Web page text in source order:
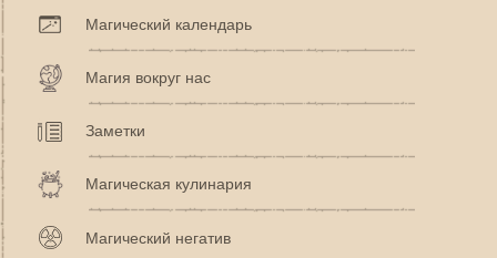
Магический календарь
Магия вокруг нас
Заметки
Магическая кулинария
Магический негатив